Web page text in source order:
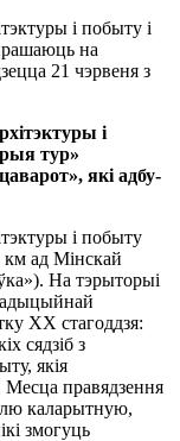
і побыту і
на
21 чэрвеня з
і
тур»
які адбу­
і побыту
км ад Мінскай
На тэрыторыі
XX стагоддзя:
сядзіб з
якія
Месца правядзення
каларытную,
змогуць